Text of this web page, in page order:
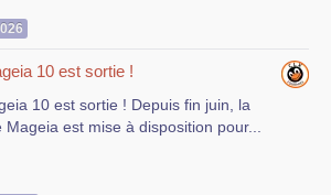
10 est sortie !
10 est sortie ! Depuis fin juin, la
est mise à disposition pour...